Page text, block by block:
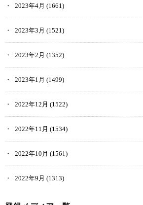
2023年4月 (1661)
2023年3月 (1521)
2023年2月 (1352)
2023年1月 (1499)
2022年12月 (1522)
2022年11月 (1534)
2022年10月 (1561)
2022年9月 (1313)